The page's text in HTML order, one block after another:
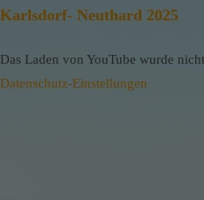
Karlsdorf- Neuthard 2025
Das Laden von YouTube wurde
Datenschutz-Einstellungen